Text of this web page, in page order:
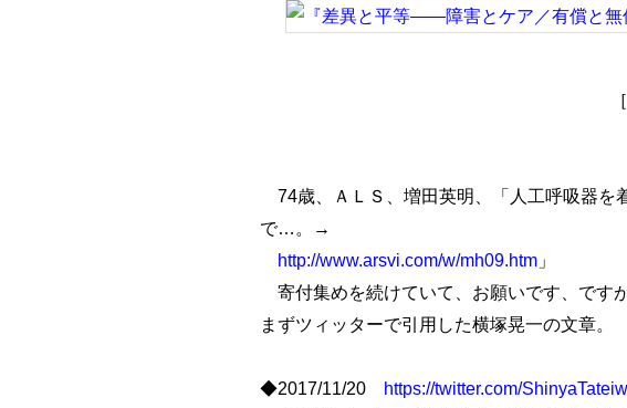
74歳、ＡＬＳ、増田英明、「人工呼吸器を
で…。→
http://www.arsvi.com/w/mh09.htm」
寄付集めを続けていて、お願いです、です
まずツィッターで引用した横塚晃一の文章。
◆2017/11/20 https://twitter.com/